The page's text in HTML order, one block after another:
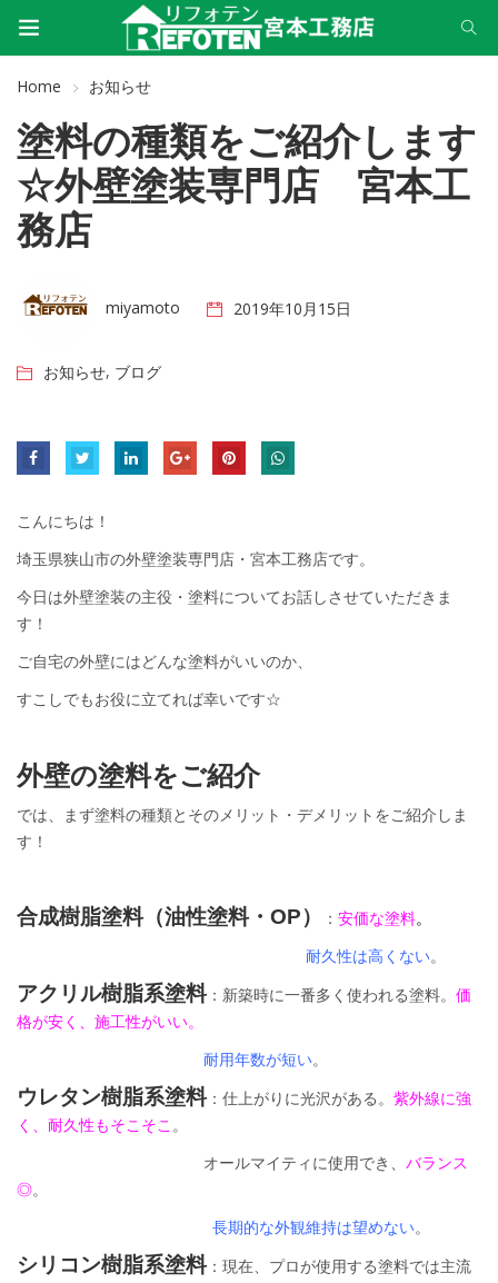
Home お知らせ
塗料の種類をご紹介します
☆外壁塗装専門店 宮本工
務店
miyamoto 2019年10月15日
お知らせ, ブログ
こんにちは！
埼玉県狭山市の外壁塗装専門店・宮本工務店です。
今日は外壁塗装の主役・塗料についてお話しさせていただきま
す！
ご自宅の外壁にはどんな塗料がいいのか、
すこしでもお役に立てれば幸いです☆
外壁の塗料をご紹介
では、まず塗料の種類とそのメリット・デメリットをご紹介しま
す！
合成樹脂塗料（油性塗料・OP） ： 安価な塗料。
耐久性は高くない。
アクリル樹脂系塗料：新築時に一番多く使われる塗料。 価
格が安く、施工性がいい。
耐用年数が短い。
ウレタン樹脂系塗料：仕上がりに光沢がある。 紫外線に強
く、耐久性もそこそこ 。
オールマイティに使用でき、 バランス
◎。
長期的な外観維持は望めない。
シリコン樹脂系塗料：現在、プロが使用する塗料では主流